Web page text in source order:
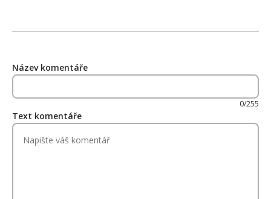
Název komentáře
0/255
Text komentáře